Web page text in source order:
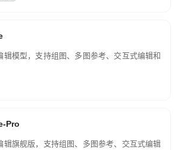
模型，支持组图、多图参考、交互式编辑和
Pro
辑旗舰版，支持组图、多图参考、交互式编辑